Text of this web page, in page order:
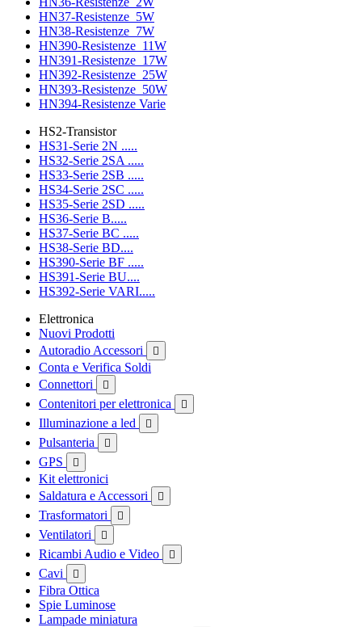
HN37-Resistenze_5W
HN38-Resistenze_7W
HN390-Resistenze_11W
HN391-Resistenze_17W
HN392-Resistenze_25W
HN393-Resistenze_50W
HN394-Resistenze Varie
HS2-Transistor
HS31-Serie 2N .....
HS32-Serie 2SA .....
HS33-Serie 2SB .....
HS34-Serie 2SC .....
HS35-Serie 2SD .....
HS36-Serie B.....
HS37-Serie BC .....
HS38-Serie BD....
HS390-Serie BF .....
HS391-Serie BU....
HS392-Serie VARI.....
Elettronica
Nuovi Prodotti
Autoradio Accessori

Conta e Verifica Soldi
Connettori

Contenitori per elettronica 
Illuminazione a led 
Pulsanteria 
GPS 
Kit elettronici
Saldatura e Accessori

Trasformatori 
Ventilatori 
Ricambi Audio e Video 
Cavi 
Fibra Ottica
Spie Luminose
Lampade miniatura